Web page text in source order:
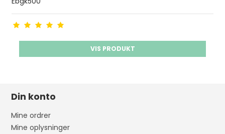
VIS PRODUKT
Din konto
Mine ordrer
Mine oplysninger